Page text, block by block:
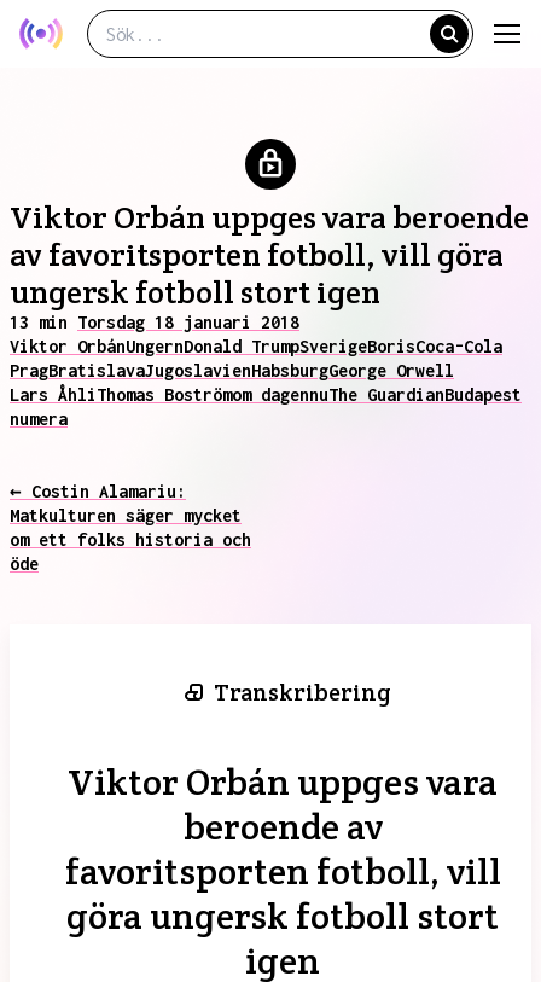
Viktor Orbán uppges vara beroende
av favoritsporten fotboll, vill göra
ungersk fotboll stort igen
13 min Torsdag 18 januari 2018
Viktor OrbánUngernDonald TrumpSverigeBorisCoca-Cola
PragBratislavaJugoslavienHabsburgGeorge Orwell
Lars ÅhliThomas Boströmom dagennuThe GuardianBudapest
numera
← Costin Alamariu:
Matkulturen säger mycket
om ett folks historia och
öde
Transkribering
Viktor Orbán uppges vara
beroende av
favoritsporten fotboll, vill
göra ungersk fotboll stort
igen